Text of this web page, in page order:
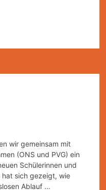
wir gemeinsam mit
(ONS und PVG) ein
Schülerinnen und
hat sich gezeigt, wie
Ablauf …